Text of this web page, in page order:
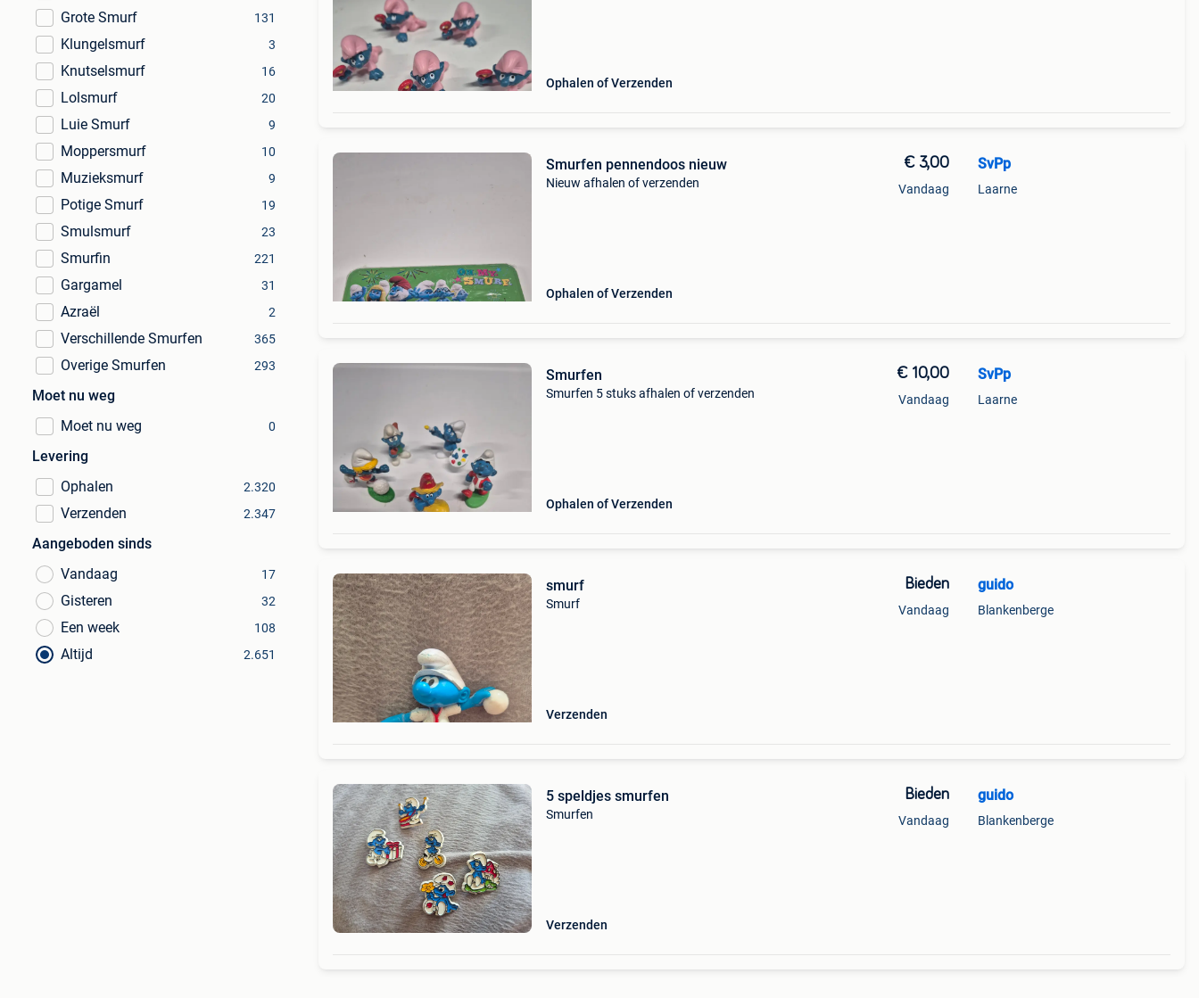
Grote Smurf 131
Klungelsmurf 3
Knutselsmurf 16
Lolsmurf 20
Luie Smurf 9
Moppersmurf 10
Muzieksmurf 9
Potige Smurf 19
Smulsmurf 23
Smurfin 221
Gargamel 31
Azraël 2
Verschillende Smurfen 365
Overige Smurfen 293
Moet nu weg
Moet nu weg
0
Levering
Ophalen
2.320
Verzenden 2.347
Aangeboden sinds
Vandaag
17
Gisteren 32
Een week 108
Altijd 2.651
Ophalen of Verzenden
Smurfen pennendoos nieuw
Nieuw afhalen of verzenden
Ophalen of Verzenden
€ 3,00
Vandaag
SvPp
Laarne
Smurfen
Smurfen 5 stuks afhalen of verzenden
Ophalen of Verzenden
€ 10,00
Vandaag
SvPp
Laarne
smurf
Smurf
Verzenden
Bieden
Vandaag
guido
Blankenberge
5 speldjes smurfen
Smurfen
Verzenden
Bieden
Vandaag
guido
Blankenberge